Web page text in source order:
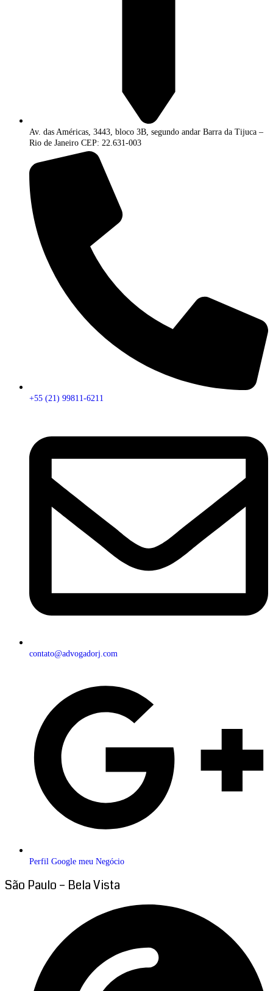
Av. das Américas, 3443, bloco 3B, segundo andar Barra da Tijuca –
Rio de Janeiro CEP: 22.631-003
+55 (21) 99811-6211
contato@advogadorj.com
Perfil Google meu Negócio
São Paulo – Bela Vista